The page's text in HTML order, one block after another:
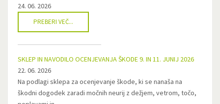
24. 06. 2026
PREBERI VEČ...
SKLEP IN NAVODILO OCENJEVANJA ŠKODE 9. IN 11. JUNIJ 2026
22. 06. 2026
Na podlagi sklepa za ocenjevanje škode, ki se nanaša na
škodni dogodek zaradi močnih neurij z dežjem, vetrom, točo,